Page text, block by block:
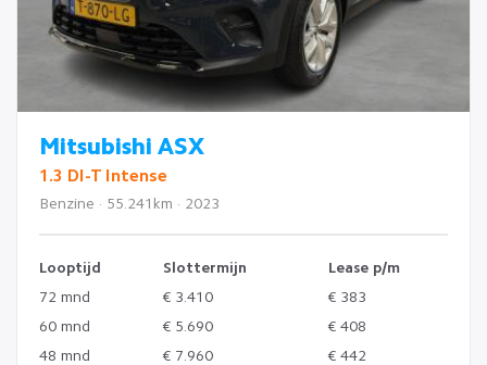
Mitsubishi ASX
1.3 DI-T Intense
Benzine · 55.241km · 2023
Looptijd Slottermijn
Lease p/m
72 mnd
€ 3.410
€ 383
60 mnd
€ 5.690
€ 408
48 mnd
€ 7.960 € 442